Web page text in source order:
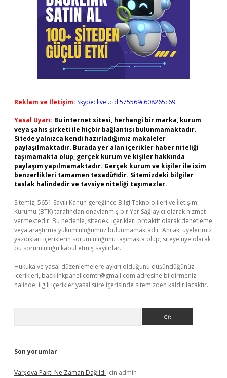
Reklam ve İletişim: Skype: live:.cid.575569c608265c69
Yasal Uyarı: Bu internet sitesi, herhangi bir marka, kurum
veya şahıs şirketi ile hiçbir bağlantısı bulunmamaktadır.
Sitede yalnızca kendi hazırladığımız makaleler
paylaşılmaktadır. Burada yer alan içerikler haber niteliği
taşımamakta olup, gerçek kurum ve kişiler hakkında
paylaşım yapılmamaktadır. Gerçek kurum ve kişiler ile isim
benzerlikleri tamamen tesadüfidir. Sitemizdeki bilgiler
taslak halindedir ve tavsiye niteliği taşımazlar.
Sitemiz, 5651 Sayılı Kanun gereğince Bilgi Teknolojileri ve İletişim
Kurumu (BTK) tarafından onaylanmış bir Yer Sağlayıcı olarak hizmet
vermektedir. Bu nedenle, sitedeki içerikleri proaktif olarak denetleme
veya araştırma yükümlülüğümüz bulunmamaktadır. Ancak, üyelerimiz
yazdıkları içeriklerin sorumluluğunu taşımakta olup, siteye üye olarak
bu sorumluluğu kabul etmiş sayılırlar.
Hukuka ve yasal düzenlemelere aykırı olduğunu düşündüğünüz
içerikleri, backlinkpanelicomtr@gmail.com adresine bildirmeniz
halinde, ilgili içerikler yasal süre içerisinde sitemizden kaldırılacaktır.
Son yorumlar
Varşova Paktı Ne Zaman Dağıldı için admin